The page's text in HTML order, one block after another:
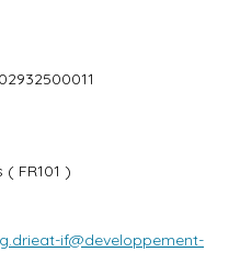
FR101 )
if@developpement-